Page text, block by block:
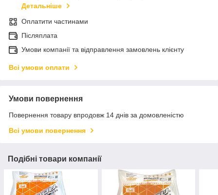
Детальніше
Оплатити частинами
Післяплата
Умови компанії та відправлення замовлень клієнту
Всі умови оплати
Умови повернення
Повернення товару впродовж 14 днів за домовленістю
Всі умови повернення
Подібні товари компанії